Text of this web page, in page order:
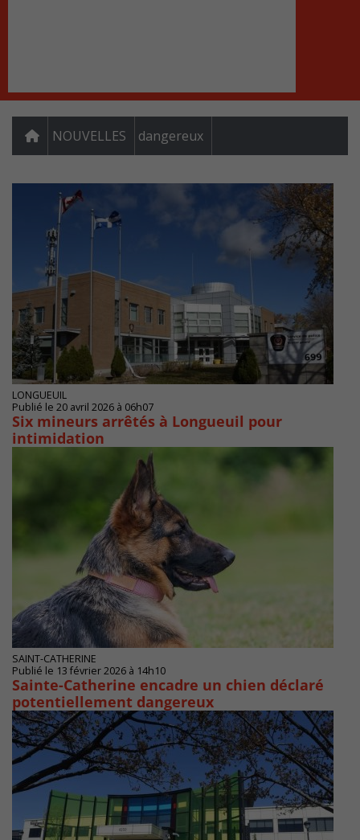
NOUVELLES dangereux
LONGUEUIL
Publié le 20 avril 2026 à 06h07
Six mineurs arrêtés à Longueuil pour
intimidation
SAINT-CATHERINE
Publié le 13 février 2026 à 14h10
Sainte-Catherine encadre un chien déclaré
potentiellement dangereux